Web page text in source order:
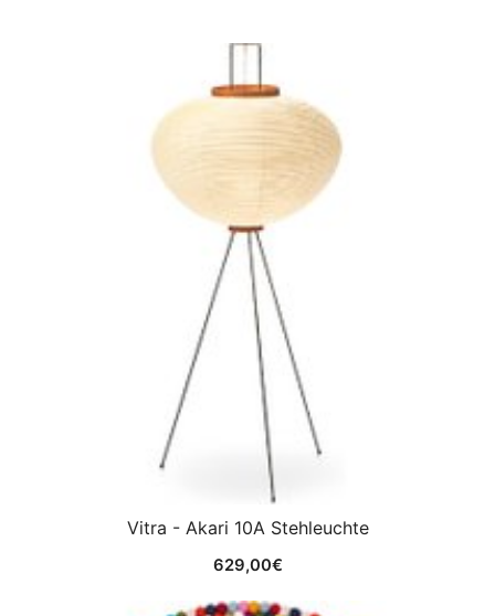
Vitra - Akari 10A Stehleuchte
629,00€